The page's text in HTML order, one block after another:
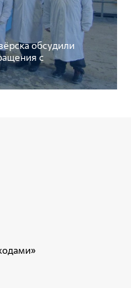
обсудили
с